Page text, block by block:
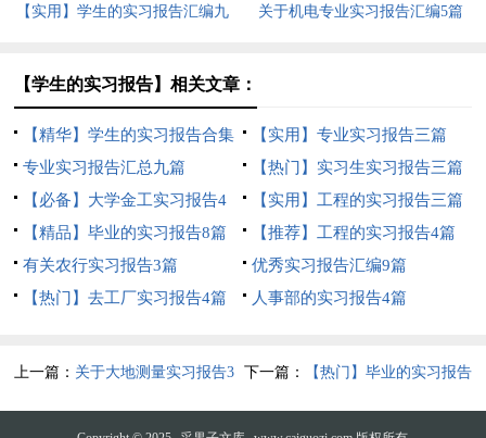
【实用】学生的实习报告汇编九
关于机电专业实习报告汇编5篇
【学生的实习报告】相关文章：
【精华】学生的实习报告合集
5篇
【实用】专业实习报告三篇
专业实习报告汇总九篇
【热门】实习生实习报告三篇
【必备】大学金工实习报告4
篇
【实用】工程的实习报告三篇
【精品】毕业的实习报告8篇
【推荐】工程的实习报告4篇
有关农行实习报告3篇
优秀实习报告汇编9篇
【热门】去工厂实习报告4篇
人事部的实习报告4篇
上一篇： 关于大地测量实习报告3 下一篇： 【热门】毕业的实习报告